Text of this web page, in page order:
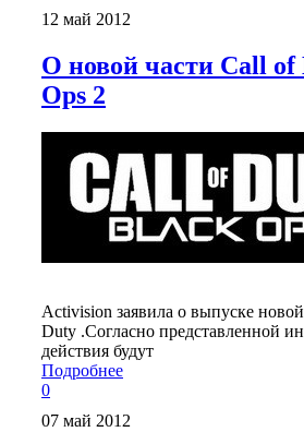
12 май 2012
О новой части Call
Ops 2
Activision заявила о выпуске
Duty .Согласно представленной
действия будут
Подробнее
0
07 май 2012